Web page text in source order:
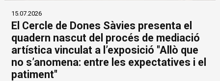
15.07.2026
El Cercle de Dones Sàvies presenta el
quadern nascut del procés de mediació
artística vinculat a l’exposició "Allò que
no s’anomena: entre les expectatives i el
patiment"